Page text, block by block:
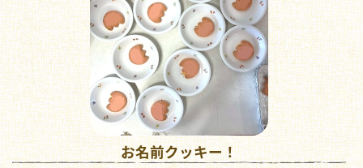
お名前クッキー！